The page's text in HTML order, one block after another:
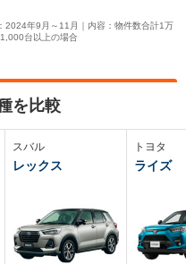
2024年9月～11月｜内容：物件数合計1万
台以上の場合
を比較
スバル
レックス
トヨタ
ライズ